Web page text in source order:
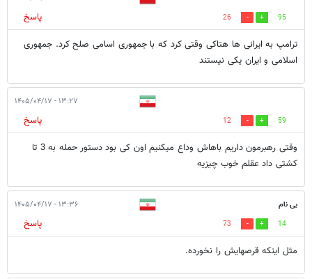
95
26
پاسخ
ترامپ به ایرانی ها هتاکی وقتی کرد که با جمهوری اسامی صلح کرد. جمهوری
اسلامی و ایران یکی نیستند
۱۳:۲۷ - ۱۴۰۵/۰۴/۱۷
59
12
پاسخ
وقتی رهبرمون داریم باهاش وداع میکنیم اون کی بود دستور حمله به 3 تا
کشتی داد عقلم خوب چیزیه
بی نام ۱۳:۳۶ - ۱۴۰۵/۰۴/۱۷
14
73
پاسخ
مثل اینکه قرصهایش را نخورده.